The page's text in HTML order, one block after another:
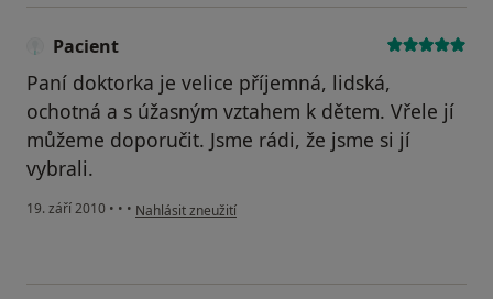
Pacient
Paní doktorka je velice příjemná, lidská,
ochotná a s úžasným vztahem k dětem. Vřele jí
můžeme doporučit. Jsme rádi, že jsme si jí
vybrali.
19. září 2010 • • • podle názoru uživatele Pacient
Nahlásit zneužití